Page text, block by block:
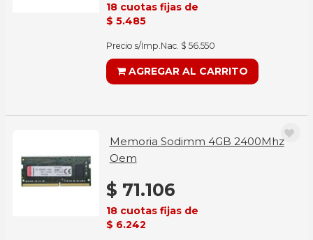
18 cuotas fijas de
$ 5.485
Precio s/Imp.Nac. $ 56.550
AGREGAR AL CARRITO
Memoria Sodimm 4GB 2400Mhz
Oem
$ 71.106
18 cuotas fijas de
$ 6.242